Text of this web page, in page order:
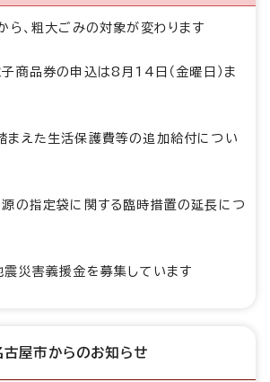
、粗大ごみの対象が変わります
子商品券の申込は8月14日（金曜日）ま
まえた生活保護費等の追加給付につい
源の指定袋に関する臨時措置の延長につ
災害義援金を募集しています
古屋市からのお知らせ